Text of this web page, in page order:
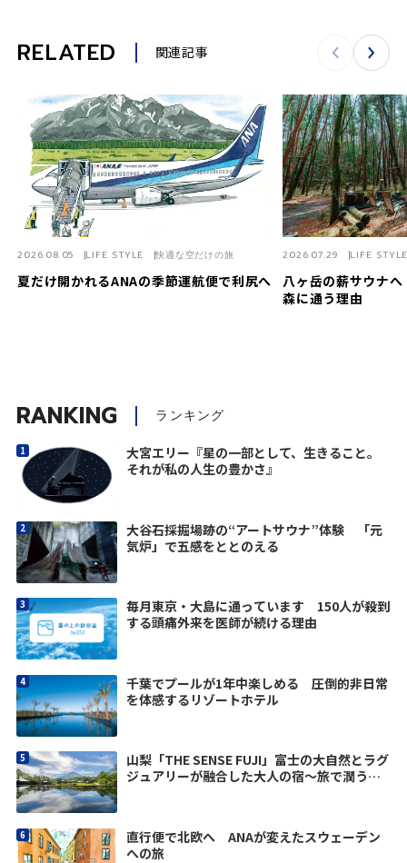
a
y
d
e
RELATED 関連記事
夏だけ開かれるANAの季節運航便で利尻へ
2026.08.05 LIFE STYLE 快適な空だけの旅
八ヶ岳の薪サウナ
森に通う理由
2026.07.29 LIFE
RANKING ランキング
大宮エリー『星の一部として、生きること。
それが私の人生の豊かさ』
大谷石採掘場跡の“アートサウナ”体験 「元
気炉」で五感をととのえる
毎月東京・大島に通っています 150人が殺到
する頭痛外来を医師が続ける理由
千葉でプールが1年中楽しめる 圧倒的非日常
を体感するリゾートホテル
山梨「THE SENSE FUJI」富士の大自然とラグ
ジュアリーが融合した大人の宿〜旅で潤う
直行便で北欧へ ANAが変えたスウェーデン
への旅